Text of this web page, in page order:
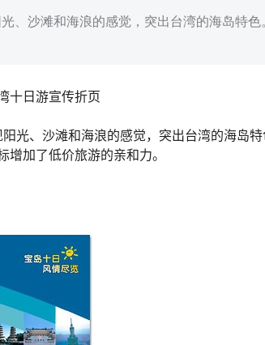
、沙滩和海浪的感觉，突出台湾的海岛特
十日游宣传折页
光、沙滩和海浪的感觉，突出台湾的海岛特
增加了低价旅游的亲和力。